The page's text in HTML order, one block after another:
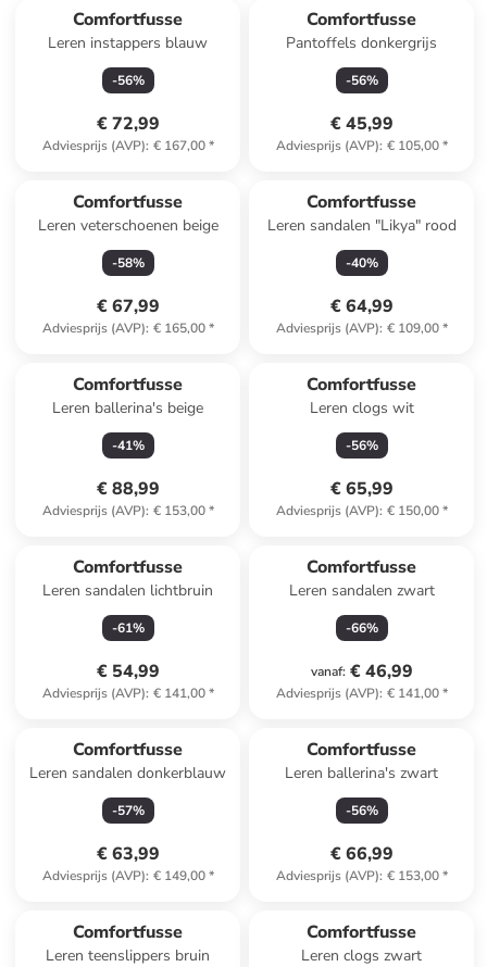
Comfortfusse
Leren instappers blauw
-56%
€ 72,99
Adviesprijs (AVP): € 167,00*
Comfortfusse
Pantoffels donkergrijs
-56%
€ 45,99
Adviesprijs (AVP): € 105,00*
Comfortfusse
Leren veterschoenen beige
-58%
€ 67,99
Adviesprijs (AVP): € 165,00*
Comfortfusse
Leren sandalen "Likya" rood
-40%
€ 64,99
Adviesprijs (AVP): € 109,00*
Comfortfusse
Leren ballerina's beige
-41%
€ 88,99
Adviesprijs (AVP): € 153,00*
Comfortfusse
Leren clogs wit
-56%
€ 65,99
Adviesprijs (AVP): € 150,00*
Comfortfusse
Leren sandalen lichtbruin
-61%
€ 54,99
Adviesprijs (AVP): € 141,00*
Comfortfusse
Leren sandalen zwart
-66%
vanaf: € 46,99
Adviesprijs (AVP): € 141,00*
Comfortfusse
Leren sandalen donkerblauw
-57%
€ 63,99
Adviesprijs (AVP): € 149,00*
Comfortfusse
Leren ballerina's zwart
-56%
€ 66,99
Adviesprijs (AVP): € 153,00*
Comfortfusse
Leren teenslippers bruin
Comfortfusse
Leren clogs zwart